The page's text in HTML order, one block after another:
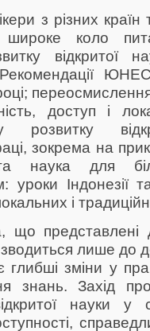
з різних країн
широке коло
відкритої
доступ і
розвитку
зокрема на
наука для
уроки Індонезії
і
що представлені
лише до
зміни у
знань. Захід
науки у